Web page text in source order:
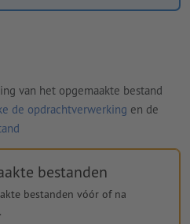
van het opgemaakte bestand
de opdrachtverwerking en de
bestanden
bestanden vóór of na